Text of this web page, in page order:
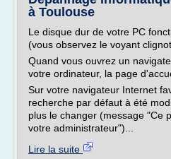
à Toulouse
Le disque dur de votre PC
(vous observez le voyant
Quand vous ouvrez un
votre ordinateur, la page
Sur votre navigateur Internet
recherche par défaut à été
plus le changer (message "Ce
votre administrateur")...
Lire la suite